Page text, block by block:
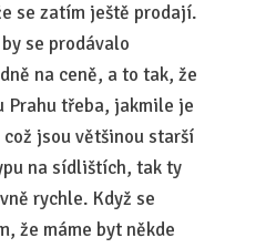
se zatím ještě prodají.
se prodávalo
na ceně, a to tak, že
Prahu třeba, jakmile je
jsou většinou starší
na sídlištích, tak ty
rychle. Když se
že máme byt někde